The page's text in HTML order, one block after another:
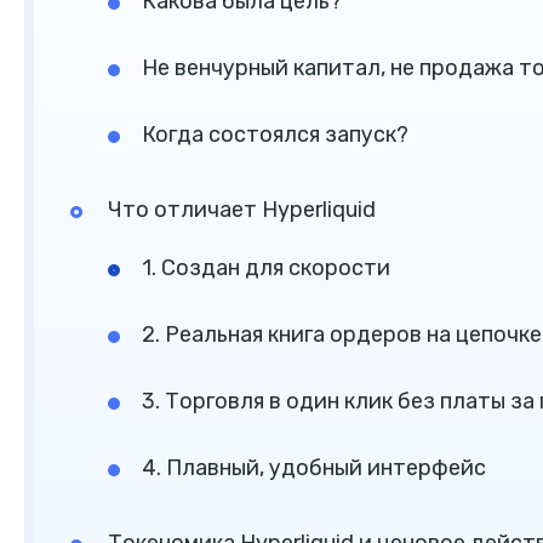
Не венчурный капитал, не продажа
Когда состоялся запуск?
Что отличает Hyperliquid
1. Создан для скорости
2. Реальная книга ордеров на цепочке
3. Торговля в один клик без платы за
4. Плавный, удобный интерфейс